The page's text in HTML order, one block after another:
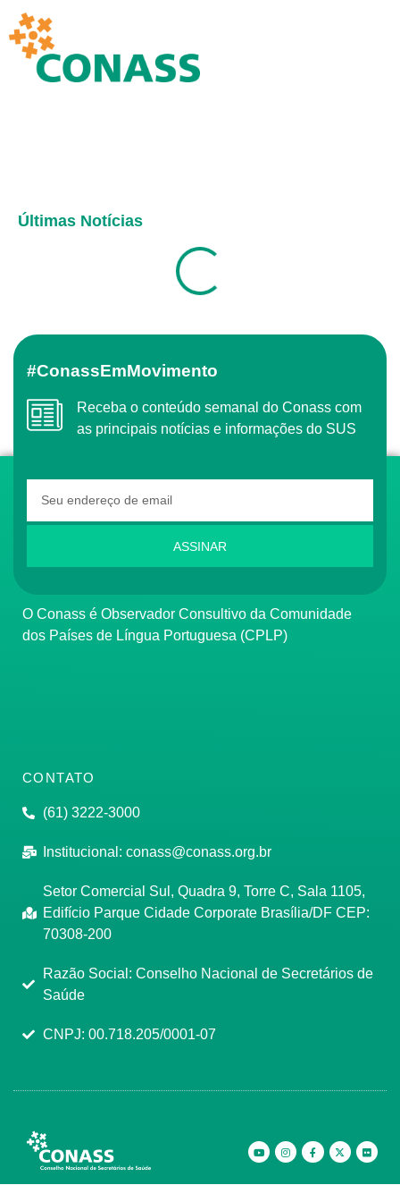
Últimas Notícias
#ConassEmMovimento
Receba o conteúdo semanal do Conass com
as principais notícias e informações do SUS
ASSINAR
O Conass é Observador Consultivo da Comunidade
dos Países de Língua Portuguesa (CPLP)
CONTATO
(61) 3222-3000
Institucional: conass@conass.org.br
Setor Comercial Sul, Quadra 9, Torre C, Sala 1105,
Edifício Parque Cidade Corporate Brasília/DF CEP:
70308-200
Razão Social: Conselho Nacional de Secretários de
Saúde
CNPJ: 00.718.205/0001-07